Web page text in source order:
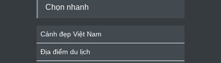
Chọn nhanh
Cảnh đẹp Việt Nam
Địa điểm du lịch